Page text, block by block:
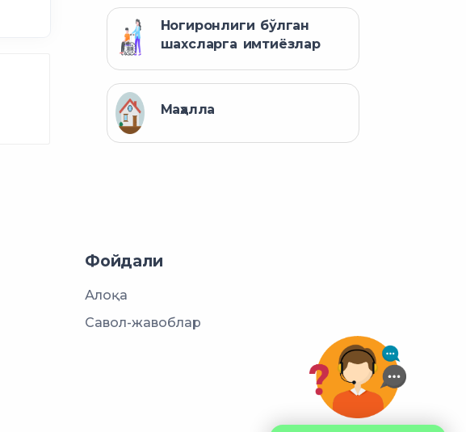
Ногиронлиги бўлган
шахсларга имтиёзлар
Маҳалла
Фойдали
Алоқа
Савол-жавоблар